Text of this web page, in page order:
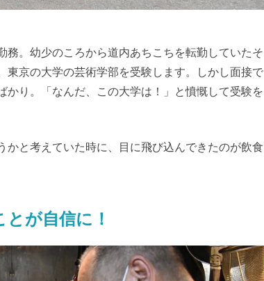
。幼少のころから道内あちこちを転勤していたそ
東京の大学の芸術学部を受験します。しかし面接で
り。「なんだ、この大学は！」と憤慨して受験を
かと考えていた時に、目に飛び込んできたのが飲食
が自信に！